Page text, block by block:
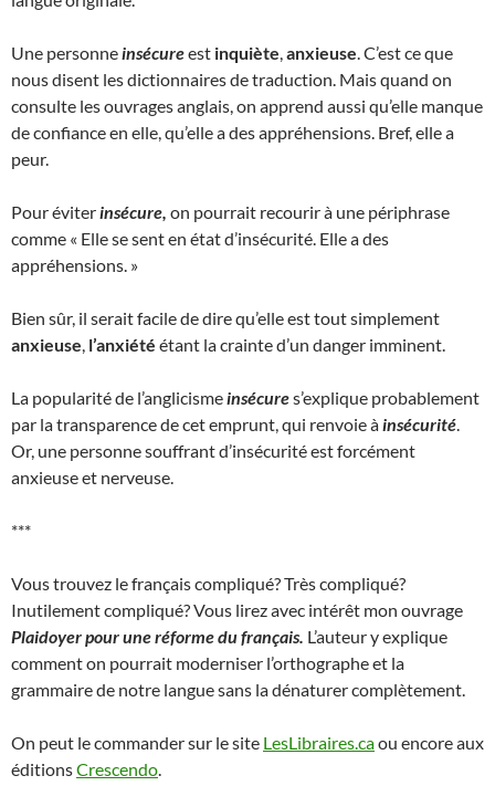
Une personneinsécureest inquiète,anxieuse. C’est ce que
nous disent les dictionnaires de traduction. Mais quand on
consulte les ouvrages anglais, on apprend aussi qu’elle manque
de confiance en elle, qu’elle a des appréhensions. Bref, elle a
peur.
Pour éviterinsécure, on pourrait recourir à une périphrase
comme « Elle se sent en état d’insécurité. Elle a des
appréhensions. »
Bien sûr, il serait facile de dire qu’elle est tout simplement
anxieuse, l’anxiété étant la crainte d’un danger imminent.
La popularité de l’anglicismeinsécures’explique probablement
par la transparence de cet emprunt, qui renvoie àinsécurité.
Or, une personne souffrant d’insécurité est forcément
anxieuse et nerveuse.
***
Vous trouvez le français compliqué? Très compliqué?
Inutilement compliqué? Vous lirez avec intérêt mon ouvrage
Plaidoyer pour une réforme du français. L’auteur y explique
comment on pourrait moderniser l’orthographe et la
grammaire de notre langue sans la dénaturer complètement.
On peut le commander sur le site LesLibraires.caou encore aux
éditionsCrescendo.